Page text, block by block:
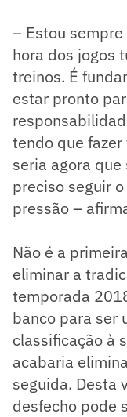
– Estou
hora dos jogos
treinos. É
estar pronto
tendo que
seria agora
preciso seguir
pressão –
Não é a
eliminar a
temporada
banco para ser
classificação à
acabaria
seguida. Desta
desfecho pode